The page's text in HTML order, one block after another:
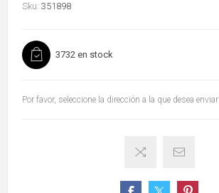
Sku: 351898
3732 en stock
Por favor, seleccione la dirección a la que desea enviar